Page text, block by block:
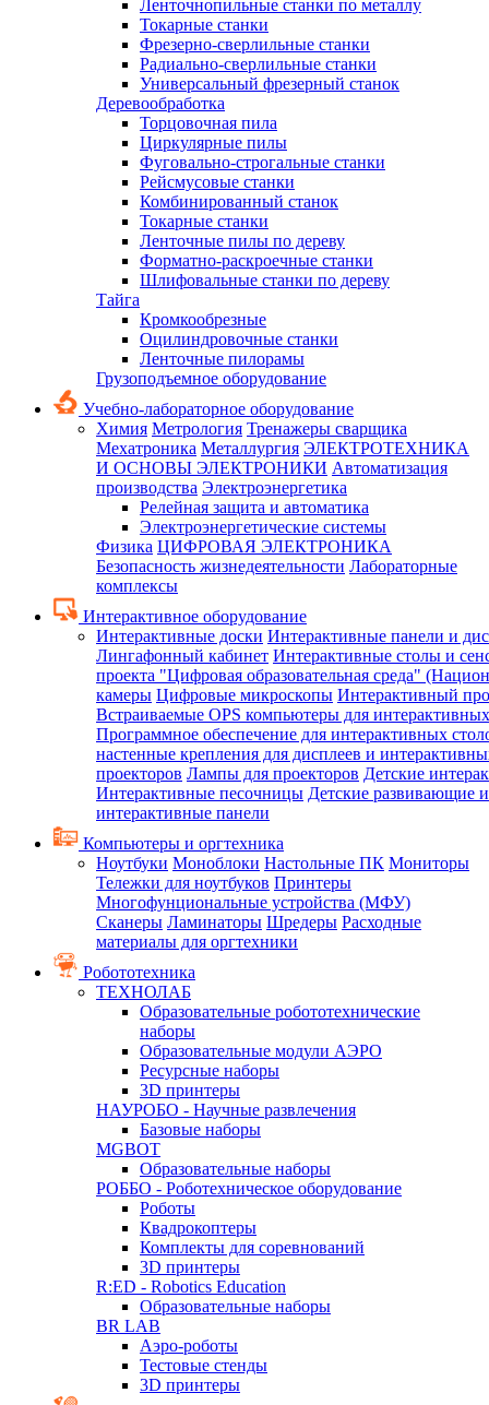
Ленточнопильные станки по металлу
Токарные станки
Фрезерно-сверлильные станки
Радиально-сверлильные станки
Универсальный фрезерный станок
Деревообработка
Торцовочная пила
Циркулярные пилы
Фуговально-строгальные станки
Рейсмусовые станки
Комбинированный станок
Токарные станки
Ленточные пилы по дереву
Форматно-раскроечные станки
Шлифовальные станки по дереву
Тайга
Кромкообрезные
Оцилиндровочные станки
Ленточные пилорамы
Грузоподъемное оборудование
Учебно-лабораторное оборудование
Химия Метрология Тренажеры сварщика
Мехатроника Металлургия ЭЛЕКТРОТЕХНИКА
И ОСНОВЫ ЭЛЕКТРОНИКИ Автоматизация
производства Электроэнергетика
Релейная защита и автоматика
Электроэнергетические системы
Физика ЦИФРОВАЯ ЭЛЕКТРОНИКА
Безопасность жизнедеятельности Лабораторные
комплексы
Интерактивное оборудование
Интерактивные доски Интерактивные панели и
Лингафонный кабинет Интерактивные столы и
проекта "Цифровая образовательная среда"
камеры Цифровые микроскопы Интерактивный
Встраиваемые OPS компьютеры для
Программное обеспечение для интерактивных
настенные крепления для дисплеев и
проекторов Лампы для проекторов Детские
Интерактивные песочницы Детские развивающие
интерактивные панели
Компьютеры и оргтехника
Ноутбуки Моноблоки Настольные ПК Мониторы
Тележки для ноутбуков Принтеры
Многофунциональные устройства (МФУ)
Сканеры Ламинаторы Шредеры Расходные
материалы для оргтехники
Робототехника
ТЕХНОЛАБ
Образовательные робототехнические
наборы
Образовательные модули АЭРО
Ресурсные наборы
3D принтеры
НАУРОБО - Научные развлечения
Базовые наборы
MGBOT
Образовательные наборы
РОББО - Роботехническое оборудование
Роботы
Квадрокоптеры
Комплекты для соревнований
3D принтеры
R:ED - Robotics Education
Образовательные наборы
BR LAB
Аэро-роботы
Тестовые стенды
3D принтеры